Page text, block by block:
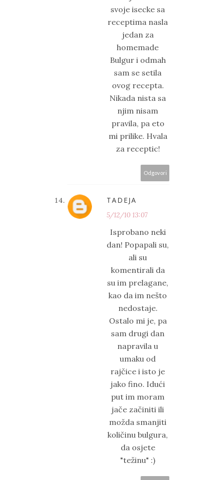
svoje isecke sa
receptima nasla
jedan za
homemade
Bulgur i odmah
sam se setila
ovog recepta.
Nikada nista sa
njim nisam
pravila, pa eto
mi prilike. Hvala
za receptic!
Odgovori
TADEJA
5/12/10 13:07
Isprobano neki
dan! Popapali su,
ali su
komentirali da
su im prelagane,
kao da im nešto
nedostaje.
Ostalo mi je, pa
sam drugi dan
napravila u
umaku od
rajčice i isto je
jako fino. Idući
put im moram
jače začiniti ili
možda smanjiti
količinu bulgura,
da osjete
"težinu" :)